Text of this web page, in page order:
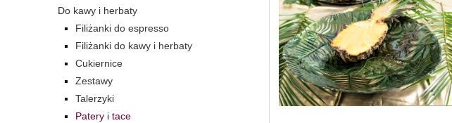
Do kawy i herbaty
Filiżanki do espresso
Filiżanki do kawy i herbaty
Cukiernice
Zestawy
Talerzyki
Patery i tace